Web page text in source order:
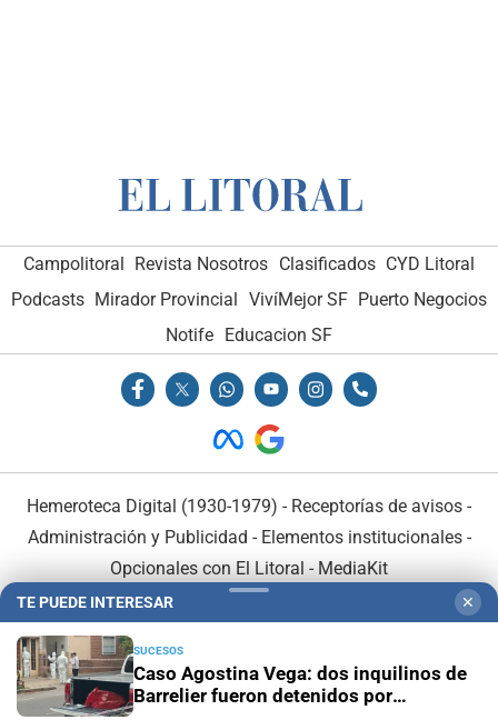
Campolitoral Revista Nosotros Clasificados CYD Litoral
Podcasts Mirador Provincial VivíMejor SF Puerto Negocios
Notife Educacion SF
Hemeroteca Digital (1930-1979) - Receptorías de avisos -
Administración y Publicidad - Elementos institucionales-
Opcionales con El Litoral - MediaKit
TE PUEDE INTERESAR ✕
SUCESOS
Caso Agostina Vega: dos inquilinos de
Barrelier fueron detenidos por